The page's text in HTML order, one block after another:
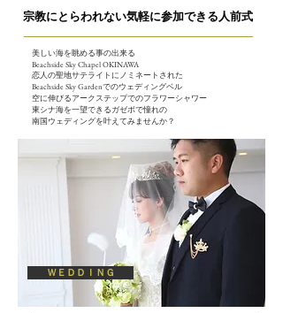
ＷＥＤＤＩＮＧ
宗教にとらわれない気軽に参加できる人前式
美しい海を眺める事の出来る
​Beachside Sky Chapel OKINAWA
​恋人の聖地サテライトにノミネートされた
Beachside Sky Gardenでのウェディングベル
空に伸びるアークステップでのフラワーシャワー
東シナ海を一望できるガゼボ​で憧れの
南国ウェディングを叶えてみませんか？